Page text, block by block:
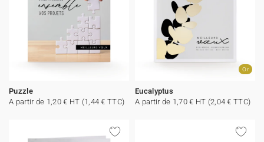
★ Demande d'échantillons
★ Demande de devis
Cartes postales
Etiquettes d'enveloppe
Puzzle
A partir de 1,20 € HT (1,44 € TTC)
Or
Eucalyptus
A partir de 1,70 € HT (2,04 € TTC)